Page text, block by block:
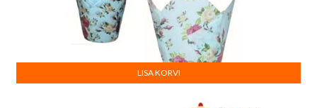
LISA KORVI